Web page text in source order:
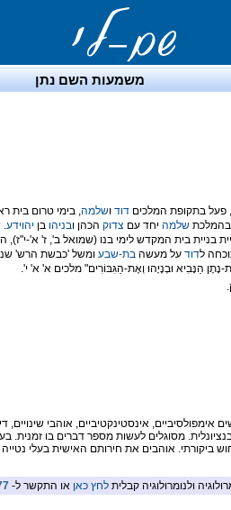
משמעות השם נתן
דוד ושלמה, בימי טרום בית
בהמלכת שלמה יחד עם צדוק הכהן ובניהו בן יהוידע.
בניית בית המקדש לימי בנו (שמואל ב', ז' א'-
לדוד על מעשה בת-שבע ומשל 'כבשת הרש'
נָתָן הַנָּבִיא וּבְנָיָהוּ וְאֶת-הַגִּבּוֹרִים" מלכים א' א' י'.
אימפולסיביים, אינסטינקטיביים, אוהבי שינויים,
מסוגלים לעשות מספר דברים בו זמנית.
ביקורתי. אוהבים את חירותם האישית בעלי
ולנומרולוגיה קבלית לחץ כאן או התקשר ל-